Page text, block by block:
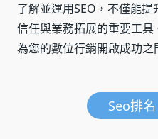
了解並運用SEO，不僅能
信任與業務拓展的重要工具
為您的數位行銷開啟成功之
Seo排